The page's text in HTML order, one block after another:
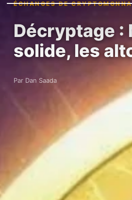
ÉCHANGES DE
Décryptage :
solide, les
Par Dan Saada